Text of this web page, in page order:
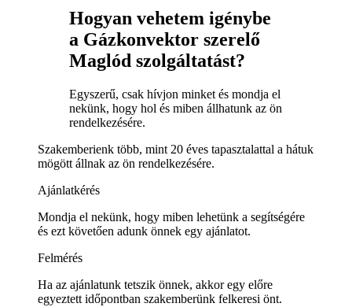
Hogyan vehetem igénybe
a Gázkonvektor szerelő
Maglód szolgáltatást?
Egyszerű, csak hívjon minket és mondja el
nekünk, hogy hol és miben állhatunk az ön
rendelkezésére.
Szakemberienk több, mint 20 éves tapasztalattal a hátuk
mögött állnak az ön rendelkezésére.
Ajánlatkérés
Mondja el nekünk, hogy miben lehetünk a segítségére
és ezt követően adunk önnek egy ajánlatot.
Felmérés
Ha az ajánlatunk tetszik önnek, akkor egy előre
egyeztett időpontban szakemberünk felkeresi önt.